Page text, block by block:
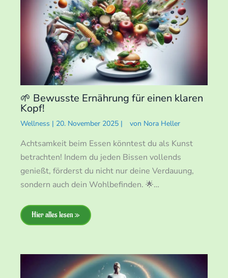
🌱 Bewusste Ernährung für einen klaren
Kopf!
Wellness | 20. November 2025 | von Nora Heller
Achtsamkeit beim Essen könntest du als Kunst
betrachten! Indem du jeden Bissen vollends
genießt, förderst du nicht nur deine Verdauung,
sondern auch dein Wohlbefinden. 🌟…
Hier alles lesen »